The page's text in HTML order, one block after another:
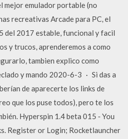
emulador portable (no
recreativas Arcade para PC, el
del 2017 estable, funcional y facil
y trucos, aprenderemos a como
tambien explico como
y mando 2020-6-3 · Si das a
de aparecerte los links de
que los puse todos), pero te los
Hyperspin 1.4 beta 015 - You
Register or Login; Rocketlauncher